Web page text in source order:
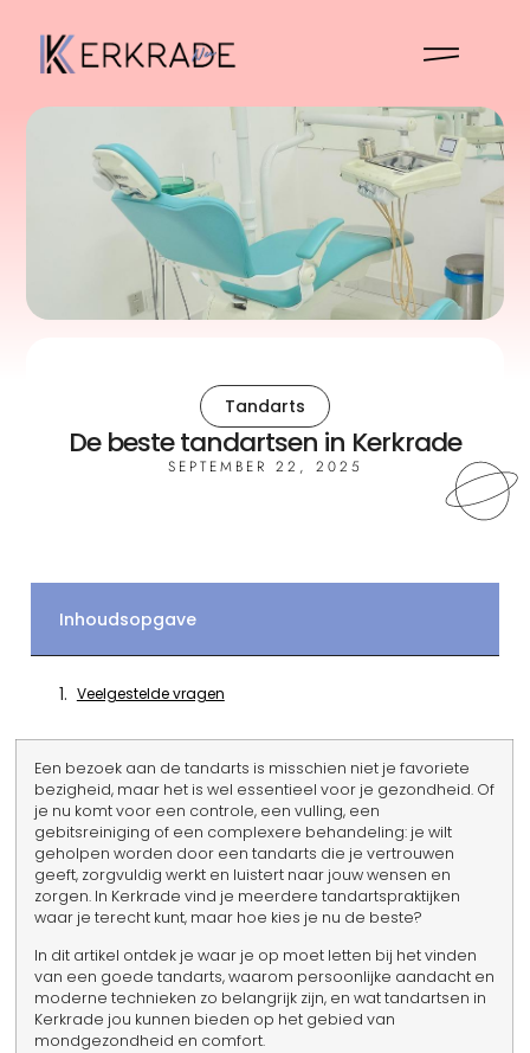
Tandarts
De beste tandartsen in Kerkrade
SEPTEMBER 22, 2025
Een bezoek aan de tandarts is misschien niet je favoriete
bezigheid, maar het is wel essentieel voor je gezondheid. Of
je nu komt voor een controle, een vulling, een
gebitsreiniging of een complexere behandeling: je wilt
geholpen worden door een tandarts die je vertrouwen
geeft, zorgvuldig werkt en luistert naar jouw wensen en
zorgen. In Kerkrade vind je meerdere tandartspraktijken
waar je terecht kunt, maar hoe kies je nu de beste?
In dit artikel ontdek je waar je op moet letten bij het vinden
van een goede tandarts, waarom persoonlijke aandacht en
moderne technieken zo belangrijk zijn, en wat tandartsen in
Kerkrade jou kunnen bieden op het gebied van
mondgezondheid en comfort.
Inhoudsopgave
Veelgestelde vragen